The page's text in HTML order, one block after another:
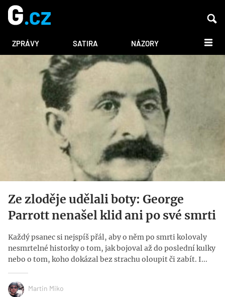
ZPRÁVY SATIRA NÁZORY DALŠÍ
Ze zloděje udělali boty: George
Parrott nenašel klid ani po své smrti
Každý psanec si nejspíš přál, aby o něm po smrti kolovaly
nesmrtelné historky o tom, jak bojoval až do poslední kulky
nebo o tom, koho dokázal bez strachu oloupit či zabít. I...
Martin Miko